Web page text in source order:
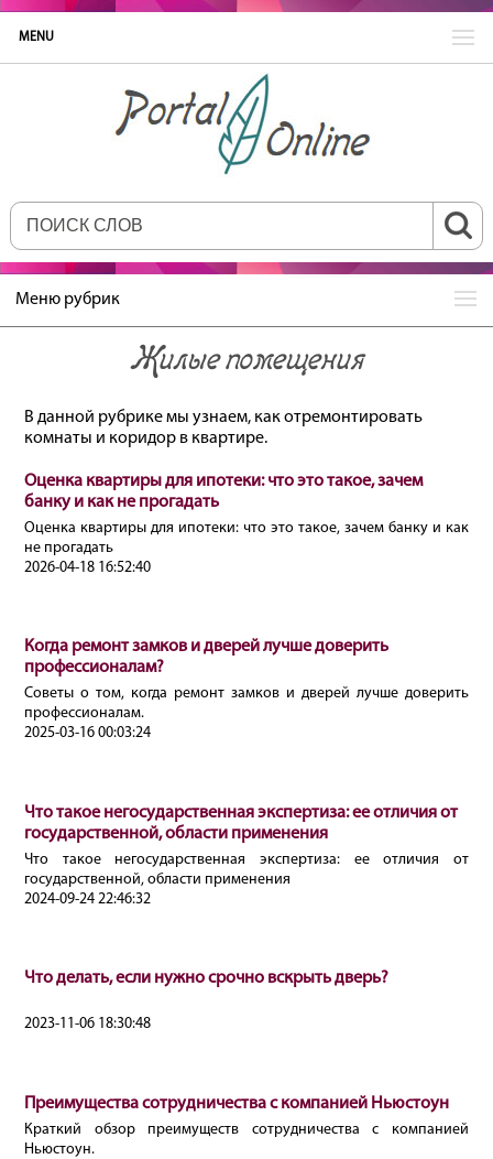
MENU
Меню рубрик
Жилые помещения
В данной рубрике мы узнаем, как отремонтировать
комнаты и коридор в квартире.
Оценка квартиры для ипотеки: что это такое, зачем
банку и как не прогадать
Оценка квартиры для ипотеки: что это такое, зачем банку и как
не прогадать
2026-04-18 16:52:40
Когда ремонт замков и дверей лучше доверить
профессионалам?
Советы о том, когда ремонт замков и дверей лучше доверить
профессионалам.
2025-03-16 00:03:24
Что такое негосударственная экспертиза: ее отличия от
государственной, области применения
Что такое негосударственная экспертиза: ее отличия от
государственной, области применения
2024-09-24 22:46:32
Что делать, если нужно срочно вскрыть дверь?
2023-11-06 18:30:48
Преимущества сотрудничества с компанией Ньюстоун
Краткий обзор преимуществ сотрудничества с компанией
Ньюстоун.